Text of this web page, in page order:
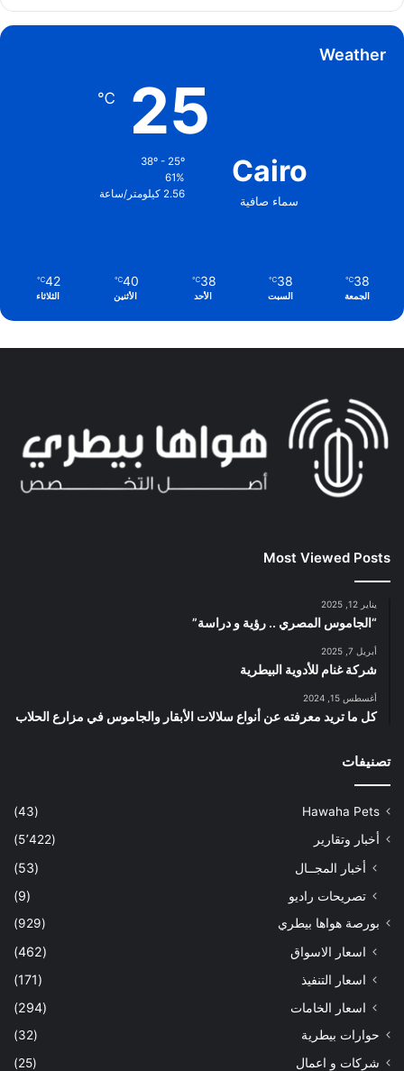
Weather
Cairo
سماء صافية
25
℃
38º - 25º
61%
2.56 كيلومتر/ساعة
38
℃
الجمعة
38
℃
السبت
38
℃
الأحد
40
℃
الأثنين
42
℃
الثلاثاء
Most Viewed Posts
يناير 12, 2025
“الجاموس المصري .. رؤية و دراسة”
أبريل 7, 2025
شركة غنام للأدوية البيطرية
أغسطس 15, 2024
كل ما تريد معرفته عن أنواع سلالات الأبقار والجاموس في مزارع الحلاب
تصنيفات
Hawaha Pets
(43)
أخبار وتقارير
(5٬422)
أخبار المجــال
(53)
تصريحات راديو
(9)
بورصة هواها بيطري (929)
اسعار الاسواق
(462)
اسعار التنفيذ
(171)
اسعار الخامات
(294)
حوارات بيطرية
(32)
شركات و اعمال
(25)